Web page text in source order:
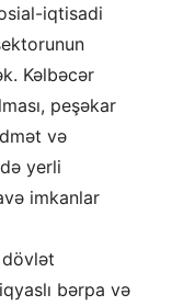
iqtisadi
Kəlbəcər
peşəkar
və
yerli
imkanlar
dövlət
bərpa və